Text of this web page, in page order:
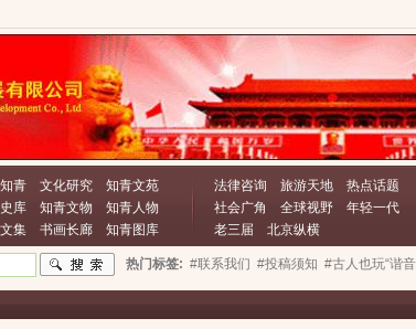
青 文化研究
知青文苑
库 知青文物
知青人物
集 书画长廊 知青图库
法律咨询 旅游天地
热点话题
社会广角
全球视野
年轻一代
老三届
北京纵横
热门标签: #联系我们 #投稿须知 #古人也玩“谐